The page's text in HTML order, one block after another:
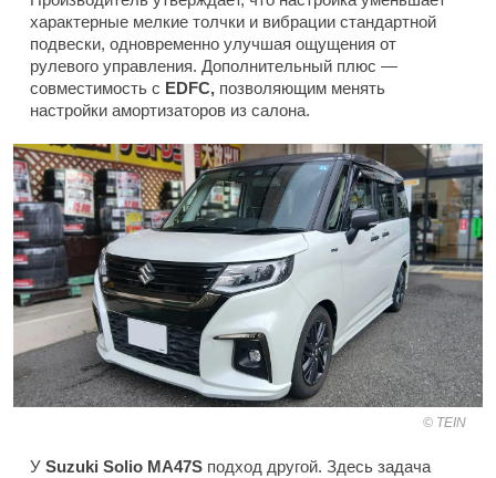
характерные мелкие толчки и вибрации стандартной
подвески, одновременно улучшая ощущения от
рулевого управления. Дополнительный плюс —
совместимость с EDFC, позволяющим менять
настройки амортизаторов из салона.
TEIN
У Suzuki Solio MA47S подход другой. Здесь задача